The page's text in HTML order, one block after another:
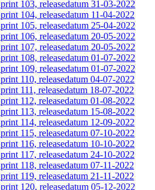
103, releasedatum 31-03-2022
104, releasedatum 11-04-2022
105, releasedatum 25-04-2022
106, releasedatum 20-05-2022
107, releasedatum 20-05-2022
108, releasedatum 01-07-2022
109, releasedatum 01-07-2022
110, releasedatum 04-07-2022
111, releasedatum 18-07-2022
112, releasedatum 01-08-2022
113, releasedatum 15-08-2022
114, releasedatum 12-09-2022
115, releasedatum 07-10-2022
116, releasedatum 10-10-2022
117, releasedatum 24-10-2022
118, releasedatum 07-11-2022
119, releasedatum 21-11-2022
120, releasedatum 05-12-2022